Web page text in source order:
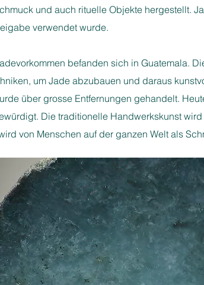
und auch rituelle Objekte hergestellt.
verwendet wurde.​
befanden sich in Guatemala.
um Jade abzubauen und daraus
über grosse Entfernungen gehandelt.​
Die traditionelle Handwerkskunst
von Menschen auf der ganzen Welt als